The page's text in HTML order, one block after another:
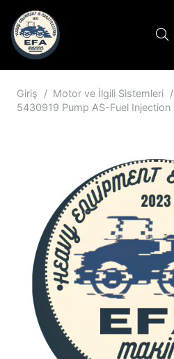
Giriş / Motor ve İlgili Sistemleri /
5430919 Pump AS-Fuel Injection